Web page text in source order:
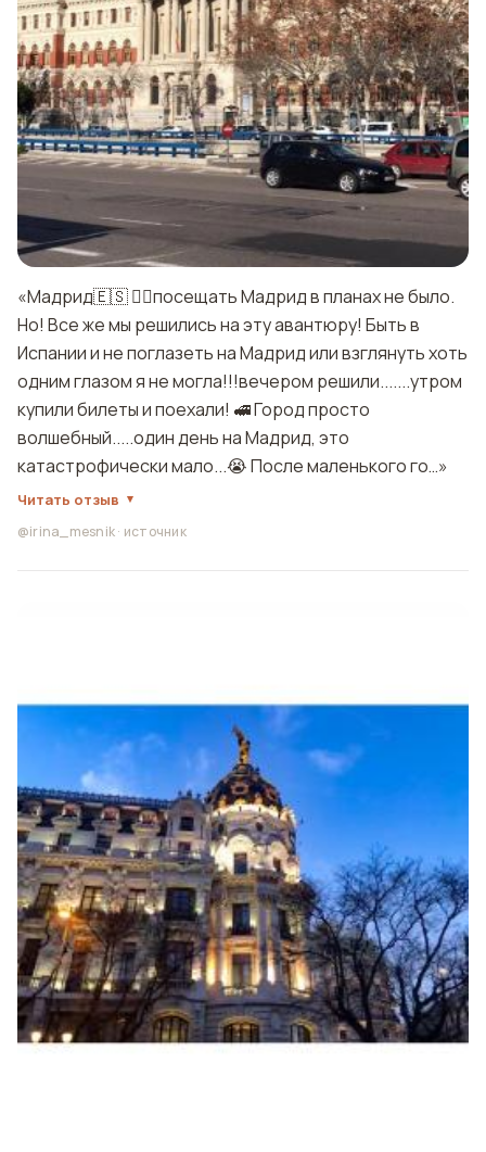
«Мадрид🇪🇸 ☝🏼посещать Мадрид в планах не было.
Но! Все же мы решились на эту авантюру! Быть в
Испании и не поглазеть на Мадрид или взглянуть хоть
одним глазом я не могла!!!вечером решили.......утром
купили билеты и поехали! 🚅 Город просто
волшебный.....один день на Мадрид, это
катастрофически мало...😭 После маленького го…»
Читать отзыв
@irina_mesnik· источник